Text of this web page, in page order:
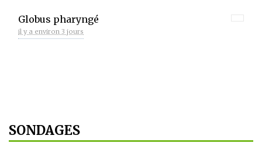
Globus pharyngé
il y a environ 3 jours
SONDAGES